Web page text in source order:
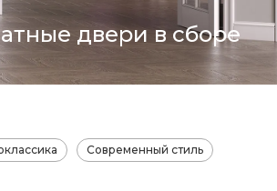
двери в сборе
Современный стиль